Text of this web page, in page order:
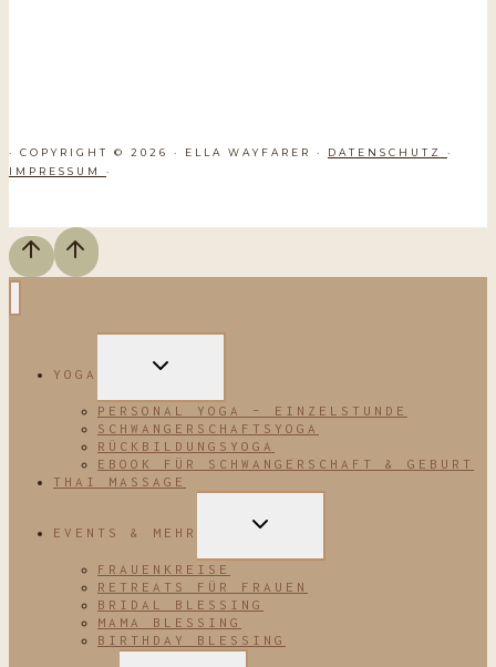
· COPYRIGHT © 2026 · ELLA WAYFARER · DATENSCHUTZ ·
IMPRESSUM ·
YOGA
UNTERMENÜ
PERSONAL YOGA – EINZELSTUNDE
SCHWANGERSCHAFTSYOGA
RÜCKBILDUNGSYOGA
EBOOK FÜR SCHWANGERSCHAFT & GEBURT
THAI MASSAGE
EVENTS & MEHR
UNTERMENÜ
FRAUENKREISE
RETREATS FÜR FRAUEN
BRIDAL BLESSING
MAMA BLESSING
BIRTHDAY BLESSING